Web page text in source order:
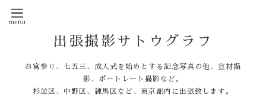
出張撮影サトウグラフ
お宮参り、七五三、成人式を始めとする記念写真の他、宣材撮
影、ポートレート撮影など。
杉並区、中野区、練馬区など、東京都内に出張致します。